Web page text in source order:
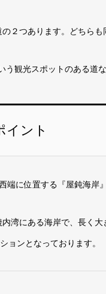
２つあります。どちらも
観光スポットのある道
イント
端に位置する『屋鈍海岸』
湾にある海岸で、長く
ョンとなっております。